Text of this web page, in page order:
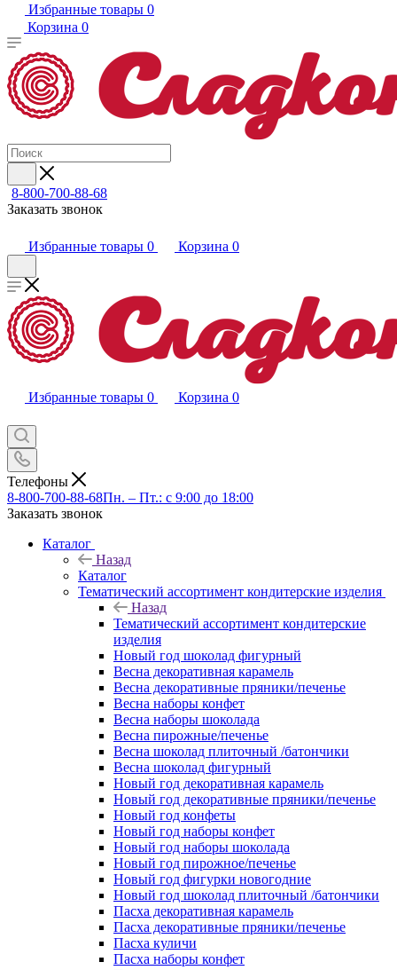
Избранные товары 0
Корзина 0
8-800-700-88-68
Заказать звонок
Избранные товары 0 Корзина 0
Избранные товары 0 Корзина 0
Телефоны
8-800-700-88-68Пн. – Пт.: с 9:00 до 18:00
Заказать звонок
Каталог
Назад
Каталог
Тематический ассортимент кондитерские изделия
Назад
Тематический ассортимент кондитерские
изделия
Новый год шоколад фигурный
Весна декоративная карамель
Весна декоративные пряники/печенье
Весна наборы конфет
Весна наборы шоколада
Весна пирожные/печенье
Весна шоколад плиточный /батончики
Весна шоколад фигурный
Новый год декоративная карамель
Новый год декоративные пряники/печенье
Новый год конфеты
Новый год наборы конфет
Новый год наборы шоколада
Новый год пирожное/печенье
Новый год фигурки новогодние
Новый год шоколад плиточный /батончики
Пасха декоративная карамель
Пасха декоративные пряники/печенье
Пасха куличи
Пасха наборы конфет